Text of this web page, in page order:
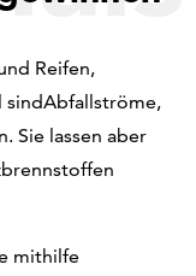
Reifen,
sindAbfallströme,
Sie lassen aber
mithilfe